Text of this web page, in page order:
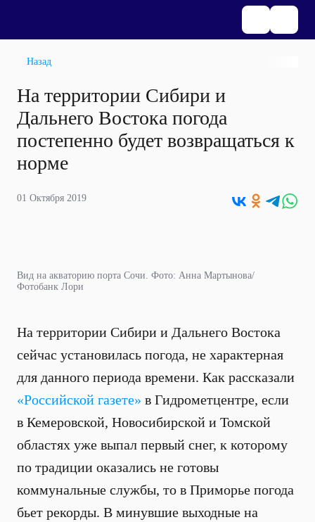
Назад
На территории Сибири и
Дальнего Востока погода
постепенно будет возвращаться к
норме
01 Октября 2019
Вид на акваторию порта Сочи. Фото: Анна Мартынова/
Фотобанк Лори
На территории Сибири и Дальнего Востока
сейчас установилась погода, не характерная
для данного периода времени. Как рассказали
«Российской газете» в Гидрометцентре, если
в Кемеровской, Новосибирской и Томской
областях уже выпал первый снег, к которому
по традиции оказались не готовы
коммунальные службы, то в Приморье погода
бьет рекорды. В минувшие выходные на